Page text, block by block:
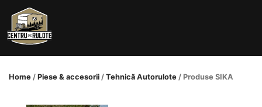
content
Home / Piese & accesorii / Tehnică Autorulote / Produse SIKA